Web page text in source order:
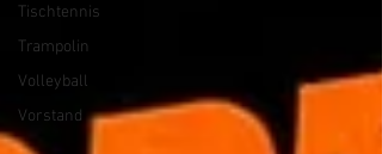
Tischtennis
Trampolin
Volleyball
Vorstand